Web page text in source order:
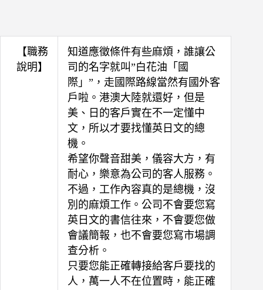
【職務
說明】
知道應徵條件有些麻煩，誰讓公
司的名字就叫”白花油「國
際」”，走國際路線當然有國外客
戶啦。港澳大陸就還好，但是
美、日的客戶實在不一定懂中
文，所以才要找懂英日文的總
機。
希望你聲音甜美，儀容大方，有
耐心，樂意為公司的客人服務。
不過，工作內容真的是總機，沒
別的麻煩工作。公司不會要您寫
英日文的書信往來，不會要您做
會議簡報，也不會要您寫市場調
查分析。
只要您能正確轉接給客戶要找的
人，萬一人不在位置時，能正確